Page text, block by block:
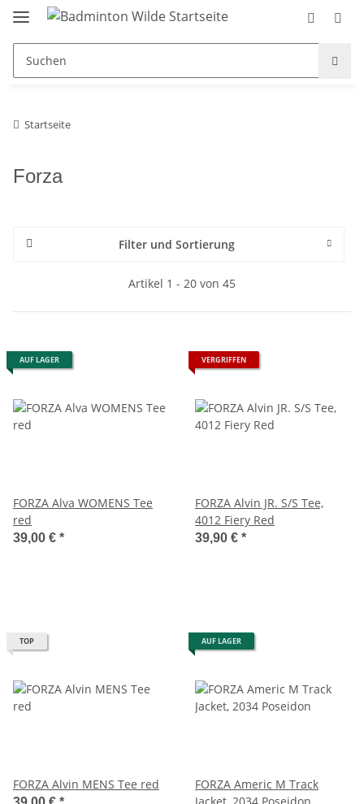
Startseite
Forza
Filter und Sortierung
Artikel 1 - 20 von 45
AUF LAGER
FORZA Alva WOMENS Tee
red
39,00 € *
VERGRIFFEN
FORZA Alvin JR. S/S Tee,
4012 Fiery Red
39,90 € *
TOP
FORZA Alvin MENS Tee red
AUF LAGER
FORZA Americ M Track